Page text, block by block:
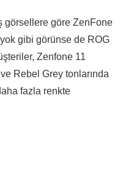
görsellere göre ZenFone
gibi görünse de ROG
Zenfone 11
Rebel Grey tonlarında
fazla renkte